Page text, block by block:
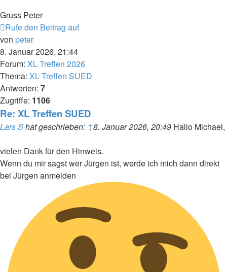
Gruss Peter
Rufe den Beitrag auf
von peter
8. Januar 2026, 21:44
Forum: XL Treffen 2026
Thema: XL Treffen SUED
Antworten: 7
Zugriffe: 1106
Re: XL Treffen SUED
Lars Shat geschrieben: ↑8. Januar 2026, 20:49 Hallo Michael,
vielen Dank für den Hinweis.
Wenn du mir sagst wer Jürgen ist, werde ich mich dann direkt
bei Jürgen anmelden